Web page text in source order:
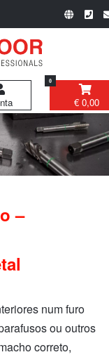
0
€ 0,00
–
num furo
ou outros
correto,